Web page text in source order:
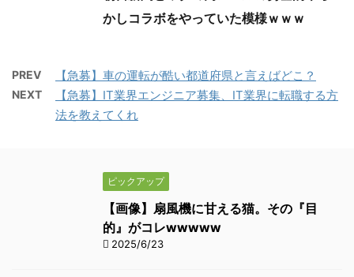
かしコラボをやっていた模様ｗｗｗ
PREV 【急募】車の運転が酷い都道府県と言えばどこ？
NEXT
【急募】IT業界エンジニア募集、IT業界に転職する方
法を教えてくれ
ピックアップ
【画像】扇風機に甘える猫。その『目
的』がコレwwwww
2025/6/23